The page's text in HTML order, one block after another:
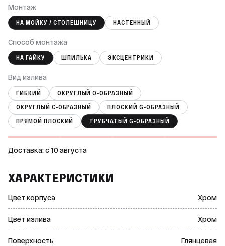
Монтаж
НА МОЙКУ / СТОЛЕШНИЦУ НАСТЕННЫЙ
Способ монтажа
НА ГАЙКУ ШПИЛЬКА ЭКСЦЕНТРИКИ
Вид излива
ГИБКИЙ
ОКРУГЛЫЙ О-ОБРАЗНЫЙ
ОКРУГЛЫЙ С-ОБРАЗНЫЙ
ПЛОСКИЙ G-ОБРАЗНЫЙ
ПРЯМОЙ ПЛОСКИЙ
ТРУБЧАТЫЙ G-ОБРАЗНЫЙ
Доставка: c 10 августа
ХАРАКТЕРИСТИКИ
Цвет корпуса Хром
Цвет излива Хром
Поверхность Глянцевая